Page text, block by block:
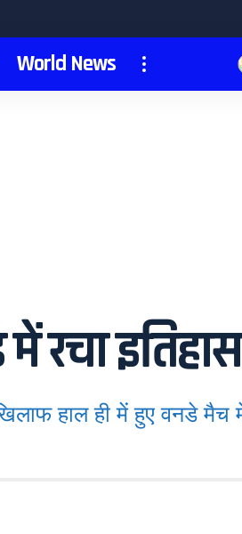
World News
में रचा इतिहास
हाल ही में हुए वनडे मैच